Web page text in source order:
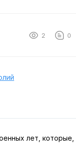
2 0
лет, которые,